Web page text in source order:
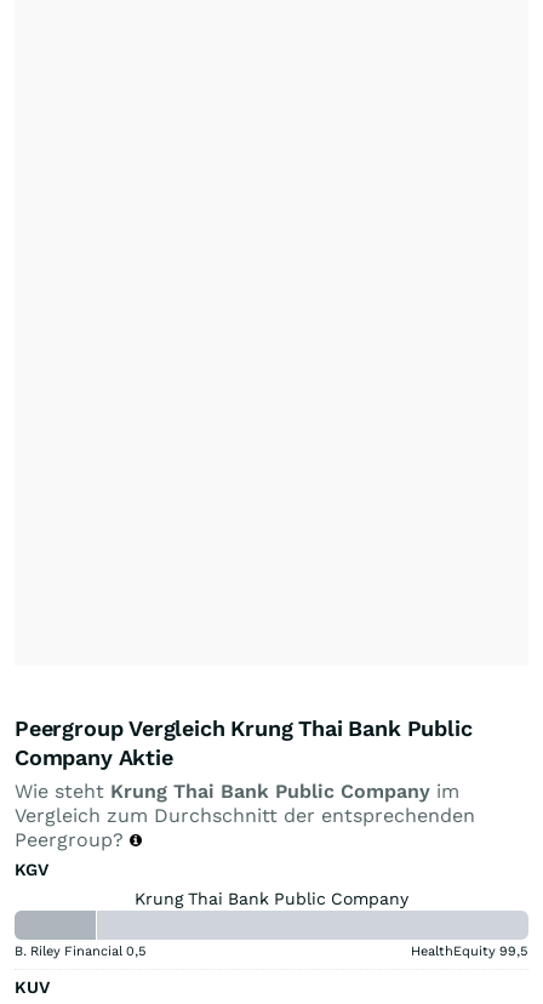
Peergroup Vergleich Krung Thai Bank Public
Company Aktie
Wie steht Krung Thai Bank Public Company im
Vergleich zum Durchschnitt der entsprechenden
Peergroup?
KGV
Krung Thai Bank Public Company
B. Riley Financial 0,5 HealthEquity 99,5
KUV